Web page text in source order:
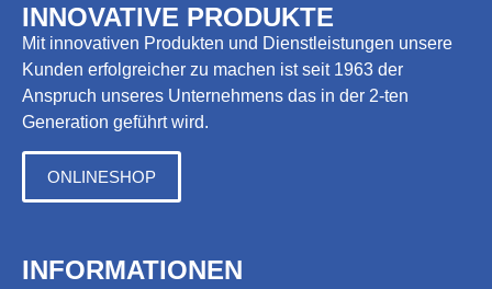
INNOVATIVE PRODUKTE
Mit innovativen Produkten und Dienstleistungen unsere
Kunden erfolgreicher zu machen ist seit 1963 der
Anspruch unseres Unternehmens das in der 2-ten
Generation geführt wird.
ONLINESHOP
INFORMATIONEN